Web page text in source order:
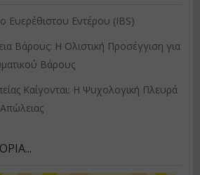
Ευερέθιστου Εντέρου (IBS)
Βάρους: Η Ολιστική Προσέγγιση για
Βάρους
Καίγονται: Η Ψυχολογική Πλευρά